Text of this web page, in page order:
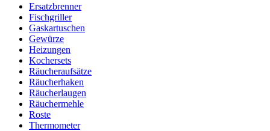
Ersatzbrenner
Fischgriller
Gaskartuschen
Gewürze
Heizungen
Kochersets
Räucheraufsätze
Räucherhaken
Räucherlaugen
Räuchermehle
Roste
Thermometer